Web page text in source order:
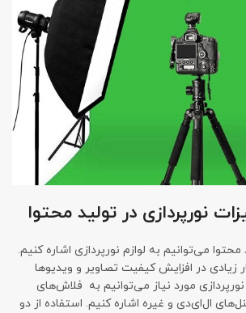
نورپردازی در تولید محتوا
می‌توانیم به لوازم نورپردازی اشاره کنیم.
زیادی در افزایش کیفیت تصاویر و ویدیوها
مورد نیاز می‌توانیم به فلاش‌های
ال‌ای‌دی و غیره اشاره کنیم. استفاده از دو